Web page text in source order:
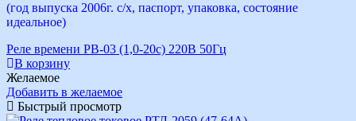
(год выпуска 2006г. с/х, паспорт, упаковка, состояние
идеальное)
Реле времени РВ-03 (1,0-20с) 220В 50Гц
В корзину
Желаемое
Добавить в желаемое
Быстрый просмотр